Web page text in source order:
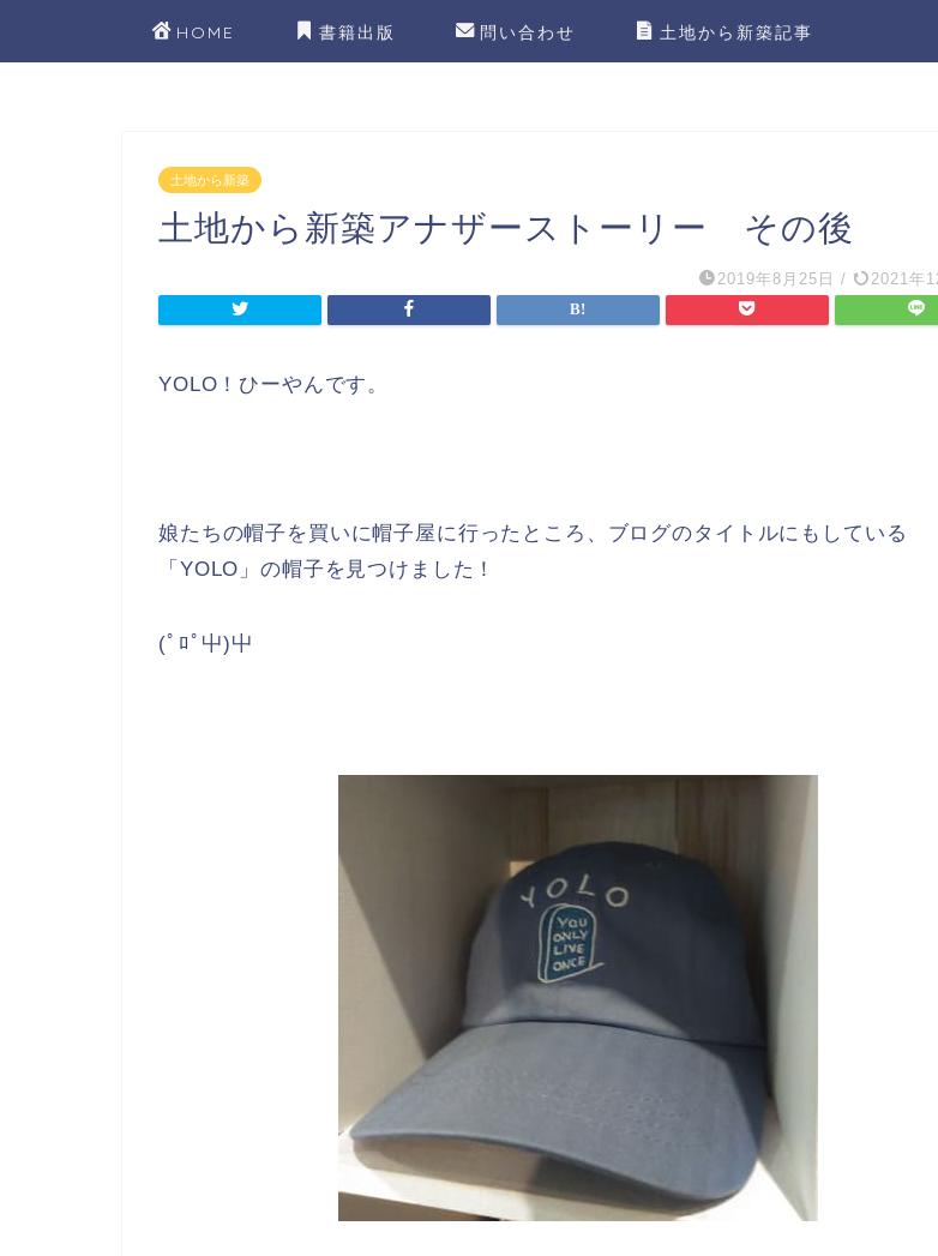
HOME 書籍出版 問い合わせ 土地から新築記事
土地から新築
土地から新築アナザーストーリー その後
2019年8月25日 / 2021年
YOLO！ひーやんです。
娘たちの帽子を買いに帽子屋に行ったところ、ブログのタイトルにもしている
「YOLO」の帽子を見つけました！
(ﾟﾛﾟ屮)屮